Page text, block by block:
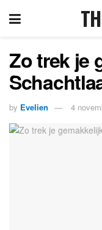
Zo trek je
by Evelien 4